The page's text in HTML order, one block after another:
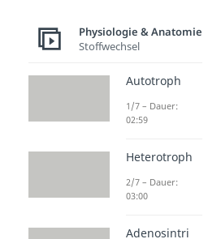
Probleme
Juckreiz
Schwellungen
Ausfluss
Brennen
Wasserlassen
Physiologie & Anatomie
Stoffwechsel
Autotroph
1/7 – Dauer:
02:59
Heterotroph
2/7 – Dauer:
03:00
Adenosintri